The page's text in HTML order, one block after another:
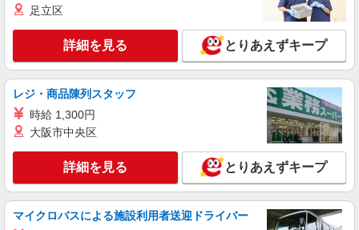
派遣社員 職業紹介
株式会社リオン
自動車部品の機械オペレーター
月給245,000円〜280,000円（経験・能力によ
キープ 詳細を見る
株式会社ＭＯＤＥ
組立・軽作業スタッフ
足立区
詳細を見る とりあえずキープ
レジ・商品陳列スタッフ
時給 1,300円
大阪市中央区
詳細を見る とりあえずキープ
マイクロバスによる施設利用者送迎ドライバー